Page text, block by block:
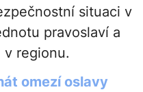
situaci v
pravoslaví a
v regionu.
omezí oslavy